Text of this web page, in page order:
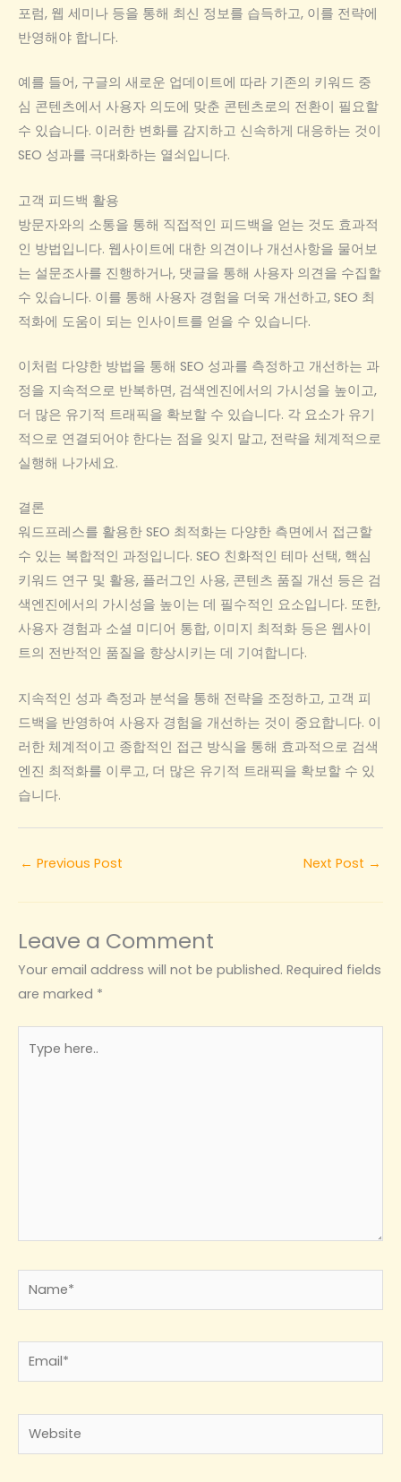
포럼, 웹 세미나 등을 통해 최신 정보를 습득하고, 이를 전략에
반영해야 합니다.
예를 들어, 구글의 새로운 업데이트에 따라 기존의 키워드 중
심 콘텐츠에서 사용자 의도에 맞춘 콘텐츠로의 전환이 필요할
수 있습니다. 이러한 변화를 감지하고 신속하게 대응하는 것이
SEO 성과를 극대화하는 열쇠입니다.
고객 피드백 활용
방문자와의 소통을 통해 직접적인 피드백을 얻는 것도 효과적
인 방법입니다. 웹사이트에 대한 의견이나 개선사항을 물어보
는 설문조사를 진행하거나, 댓글을 통해 사용자 의견을 수집할
수 있습니다. 이를 통해 사용자 경험을 더욱 개선하고, SEO 최
적화에 도움이 되는 인사이트를 얻을 수 있습니다.
이처럼 다양한 방법을 통해 SEO 성과를 측정하고 개선하는 과
정을 지속적으로 반복하면, 검색엔진에서의 가시성을 높이고,
더 많은 유기적 트래픽을 확보할 수 있습니다. 각 요소가 유기
적으로 연결되어야 한다는 점을 잊지 말고, 전략을 체계적으로
실행해 나가세요.
결론
워드프레스를 활용한 SEO 최적화는 다양한 측면에서 접근할
수 있는 복합적인 과정입니다. SEO 친화적인 테마 선택, 핵심
키워드 연구 및 활용, 플러그인 사용, 콘텐츠 품질 개선 등은 검
색엔진에서의 가시성을 높이는 데 필수적인 요소입니다. 또한,
사용자 경험과 소셜 미디어 통합, 이미지 최적화 등은 웹사이
트의 전반적인 품질을 향상시키는 데 기여합니다.
지속적인 성과 측정과 분석을 통해 전략을 조정하고, 고객 피
드백을 반영하여 사용자 경험을 개선하는 것이 중요합니다. 이
러한 체계적이고 종합적인 접근 방식을 통해 효과적으로 검색
엔진 최적화를 이루고, 더 많은 유기적 트래픽을 확보할 수 있
습니다.
← Previous Post Next Post →
Leave a Comment
Your email address will not be published. Required fields
are marked *
here..
Email*
Website